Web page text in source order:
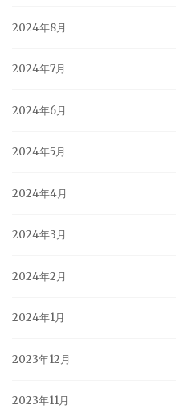
2024年8月
2024年7月
2024年6月
2024年5月
2024年4月
2024年3月
2024年2月
2024年1月
2023年12月
2023年11月